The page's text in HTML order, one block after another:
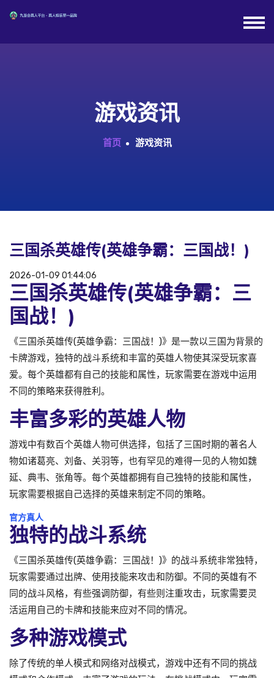
游戏资讯
首页 游戏资讯
三国杀英雄传(英雄争霸：三国战！)
2026-01-09 01:44:06
三国杀英雄传(英雄争霸：三
国战！)
《三国杀英雄传(英雄争霸：三国战！)》是一款以三国为背景的
卡牌游戏，独特的战斗系统和丰富的英雄人物使其深受玩家喜
爱。每个英雄都有自己的技能和属性，玩家需要在游戏中运用
不同的策略来获得胜利。
丰富多彩的英雄人物
游戏中有数百个英雄人物可供选择，包括了三国时期的著名人
物如诸葛亮、刘备、关羽等，也有罕见的难得一见的人物如魏
延、典韦、张角等。每个英雄都拥有自己独特的技能和属性，
玩家需要根据自己选择的英雄来制定不同的策略。
官方真人
独特的战斗系统
《三国杀英雄传(英雄争霸：三国战！)》的战斗系统非常独特，
玩家需要通过出牌、使用技能来攻击和防御。不同的英雄有不
同的战斗风格，有些强调防御，有些则注重攻击，玩家需要灵
活运用自己的卡牌和技能来应对不同的情况。
多种游戏模式
除了传统的单人模式和网络对战模式，游戏中还有不同的挑战